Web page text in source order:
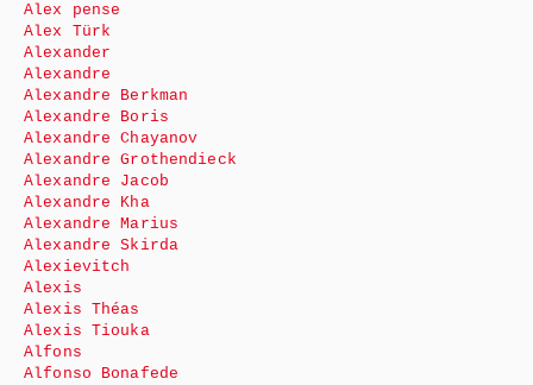
Alex pense
Alex Türk
Alexander
Alexandre
Alexandre Berkman
Alexandre Boris
Alexandre Chayanov
Alexandre Grothendieck
Alexandre Jacob
Alexandre Kha
Alexandre Marius
Alexandre Skirda
Alexievitch
Alexis
Alexis Théas
Alexis Tiouka
Alfons
Alfonso Bonafede